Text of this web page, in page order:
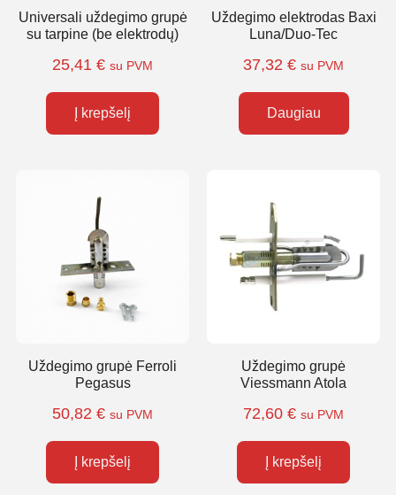
Universali uždegimo grupė
su tarpine (be elektrodų)
25,41 € su PVM
Į krepšelį
Uždegimo elektrodas Baxi
Luna/Duo-Tec
37,32 € su PVM
Daugiau
Uždegimo grupė Ferroli
Pegasus
50,82 € su PVM
Į krepšelį
Uždegimo grupė
Viessmann Atola
72,60 € su PVM
Į krepšelį